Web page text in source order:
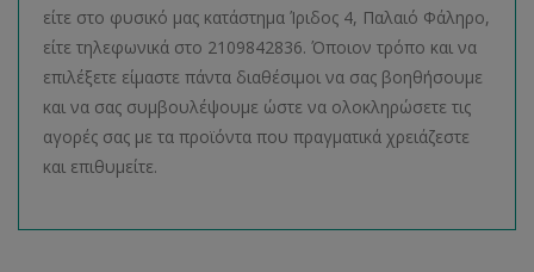
είτε στο φυσικό μας κατάστημα Ίριδος 4, Παλαιό Φάληρο,
είτε τηλεφωνικά στο 2109842836. Όποιον τρόπο και να
επιλέξετε είμαστε πάντα διαθέσιμοι να σας βοηθήσουμε
και να σας συμβουλέψουμε ώστε να ολοκληρώσετε τις
αγορές σας με τα προϊόντα που πραγματικά χρειάζεστε
και επιθυμείτε.